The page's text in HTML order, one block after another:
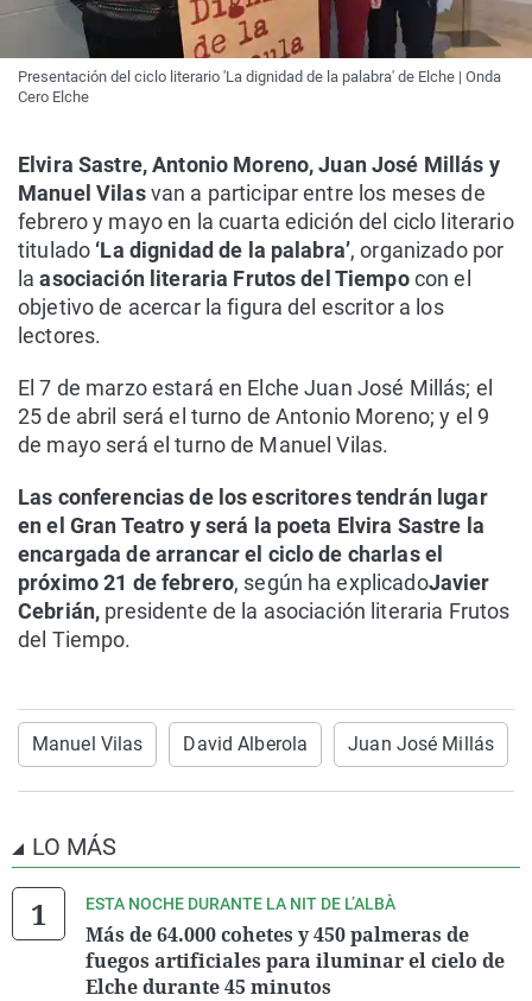
Presentación del ciclo literario 'La dignidad de la palabra' de Elche | Onda
Cero Elche
Elvira Sastre, Antonio Moreno, Juan José Millás y
Manuel Vilasvan a participar entre los meses de
febrero y mayo en la cuarta edición del ciclo literario
titulado ‘La dignidad de la palabra’, organizado por
laasociación literaria Frutos del Tiempocon el
objetivo de acercar la figura del escritor a los
lectores.
El 7 de marzo estará en Elche Juan José Millás; el
25 de abril será el turno de Antonio Moreno; y el 9
de mayo será el turno de Manuel Vilas.
Las conferencias de los escritores tendrán lugar
en el Gran Teatro y será la poeta Elvira Sastre la
encargada de arrancar el ciclo de charlas el
próximo 21 de febrero, según ha explicadoJavier
Cebrián, presidente de la asociación literaria Frutos
del Tiempo.
Manuel Vilas David Alberola Juan José Millás
LO MÁS
ESTA NOCHE DURANTE LA NIT DE L’ALBÀ
Más de 64.000 cohetes y 450 palmeras de
fuegos artificiales para iluminar el cielo de
Elche durante 45 minutos